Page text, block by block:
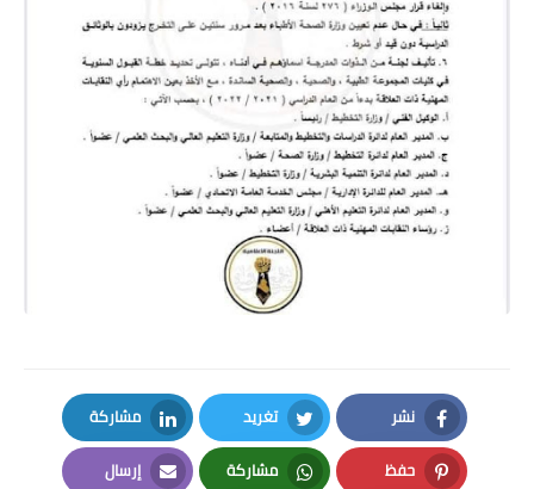
نشر
Facebook
تغريد
Twitter
مشاركة
LinkedIn
حفظ مشاركة إرسال